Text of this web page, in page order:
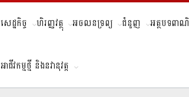
សេដ្ឋកិច្ច ហិរញ្ញវត្ថុ អចលនទ្រព្យ ជំនួញ អត្ថបទពាណិ
អាជីវកម្មថ្មី និងនវានុវត្ត